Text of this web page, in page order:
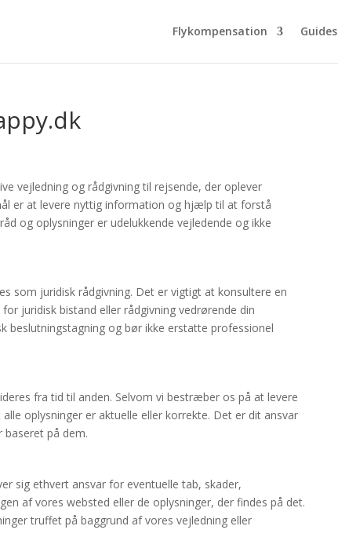
Flykompensation Guides
vejledning og rådgivning til rejsende, der oplever
er at levere nyttig information og hjælp til at forstå
og oplysninger er udelukkende vejledende og ikke
som juridisk rådgivning. Det er vigtigt at konsultere en
juridisk bistand eller rådgivning vedrørende din
beslutningstagning og bør ikke erstatte professionel
fra tid til anden. Selvom vi bestræber os på at levere
oplysninger er aktuelle eller korrekte. Det er dit ansvar
på dem.
sig ethvert ansvar for eventuelle tab, skader,
af vores websted eller de oplysninger, der findes på det.
truffet på baggrund af vores vejledning eller